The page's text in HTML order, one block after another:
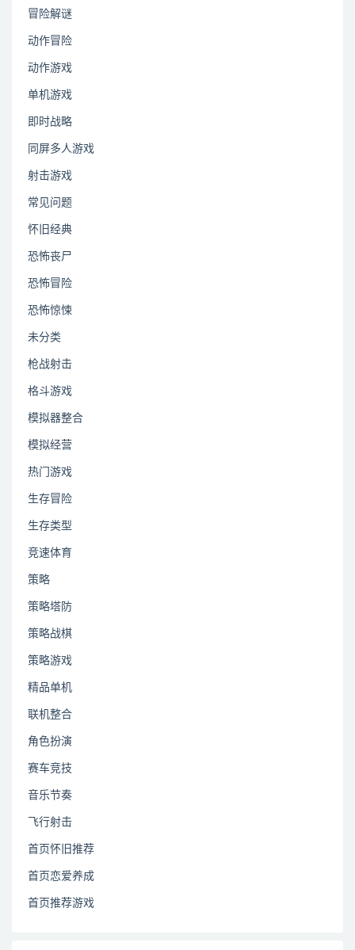
冒险解谜
动作冒险
动作游戏
单机游戏
即时战略
同屏多人游戏
射击游戏
常见问题
怀旧经典
恐怖丧尸
恐怖冒险
恐怖惊悚
未分类
枪战射击
格斗游戏
模拟器整合
模拟经营
热门游戏
生存冒险
生存类型
竞速体育
策略
策略塔防
策略战棋
策略游戏
精品单机
联机整合
角色扮演
赛车竞技
音乐节奏
飞行射击
首页怀旧推荐
首页恋爱养成
首页推荐游戏